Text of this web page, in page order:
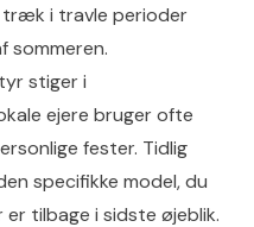
i travle perioder
sommeren.
stiger i
ejere bruger ofte
fester. Tidlig
specifikke model, du
tilbage i sidste øjeblik.